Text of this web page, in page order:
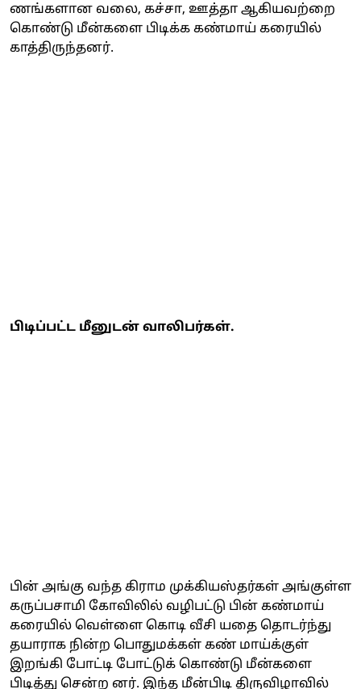
ணங்களான வலை, கச்சா, ஊத்தா ஆகியவற்றை
கொண்டு மீன்களை பிடிக்க கண்மாய் கரையில்
காத்திருந்தனர்.
பிடிப்பட்ட மீனுடன் வாலிபர்கள்.
பின் அங்கு வந்த கிராம முக்கியஸ்தர்கள் அங்குள்ள
கருப்பசாமி கோவிலில் வழிபட்டு பின் கண்மாய்
கரையில் வெள்ளை கொடி வீசி யதை தொடர்ந்து
தயாராக நின்ற பொதுமக்கள் கண் மாய்க்குள்
இறங்கி போட்டி போட்டுக் கொண்டு மீன்களை
பிடித்து சென்ற னர். இந்த மீன்பிடி திருவிழாவில்